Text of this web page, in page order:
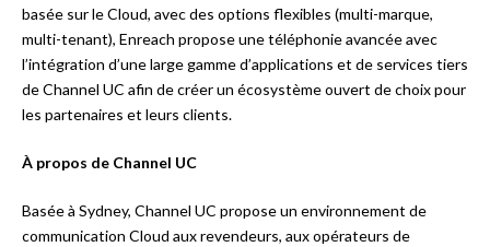
basée sur le Cloud, avec des options flexibles (multi-marque,
multi-tenant), Enreach propose une téléphonie avancée avec
l’intégration d’une large gamme d’applications et de services tiers
de Channel UC afin de créer un écosystème ouvert de choix pour
les partenaires et leurs clients.
À propos de Channel UC
Basée à Sydney, Channel UC propose un environnement de
communication Cloud aux revendeurs, aux opérateurs de